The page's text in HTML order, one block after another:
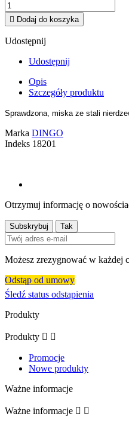
 Dodaj do koszyka
Udostępnij
Udostępnij
Opis
Szczegóły produktu
Sprawdzona, miska ze stali
Marka DINGO
Indeks 18201
Otrzymuj informację o
Możesz zrezygnować w każdej
Odstąp od umowy
Śledź status odstąpienia
Produkty
Produkty  
Promocje
Nowe produkty
Ważne informacje
Ważne informacje  